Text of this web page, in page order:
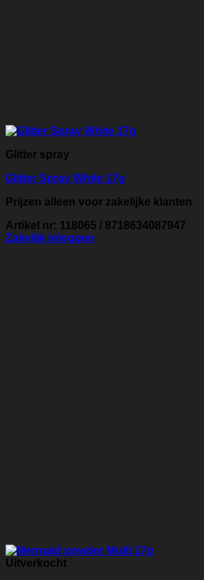
Glitter spray
Glitter Spray White 17g
Prijzen alleen voor zakelijke klanten
Artikel nr: 118065 / 8718634087947
Zakelijk inloggen
Uitverkocht